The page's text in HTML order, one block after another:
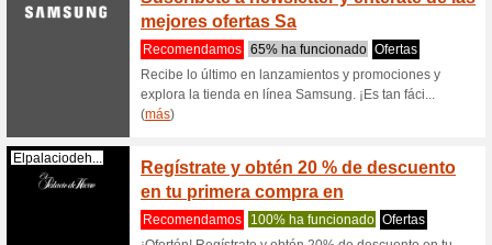
(más)
Samsung.com
-31 %